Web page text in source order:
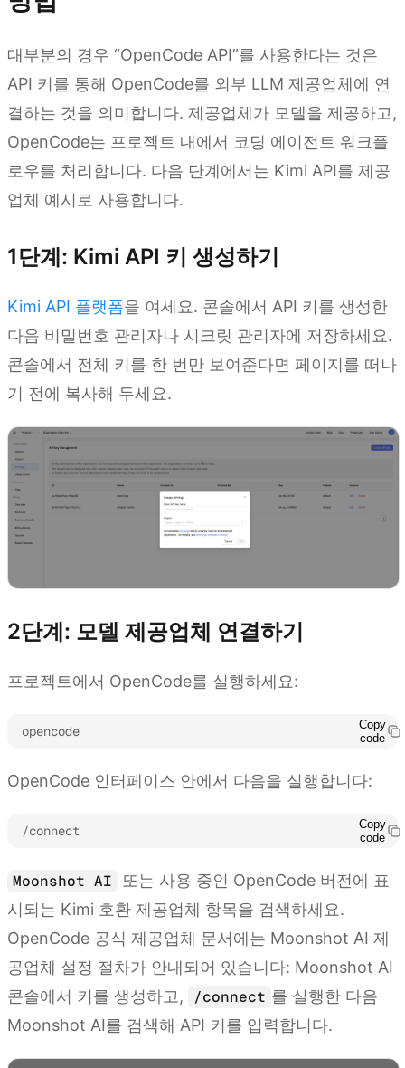
대부분의 경우 “OpenCode API”를 사용한다는 것은
API 키를 통해 OpenCode를 외부 LLM 제공업체에 연
결하는 것을 의미합니다. 제공업체가 모델을 제공하고,
OpenCode는 프로젝트 내에서 코딩 에이전트 워크플
로우를 처리합니다. 다음 단계에서는 Kimi API를 제공
업체 예시로 사용합니다.
1단계: Kimi API 키 생성하기
Kimi API 플랫폼을 여세요. 콘솔에서 API 키를 생성한
다음 비밀번호 관리자나 시크릿 관리자에 저장하세요.
콘솔에서 전체 키를 한 번만 보여준다면 페이지를 떠나
기 전에 복사해 두세요.
2단계: 모델 제공업체 연결하기
프로젝트에서 OpenCode를 실행하세요:
opencode
Copy
code
OpenCode 인터페이스 안에서 다음을 실행합니다:
/connect
Copy
code
Moonshot AI
또는 사용 중인 OpenCode 버전에 표
시되는 Kimi 호환 제공업체 항목을 검색하세요.
OpenCode 공식 제공업체 문서에는 Moonshot AI 제
공업체 설정 절차가 안내되어 있습니다: Moonshot AI
콘솔에서 키를 생성하고,
/connect 를 실행한 다음
Moonshot AI를 검색해 API 키를 입력합니다.